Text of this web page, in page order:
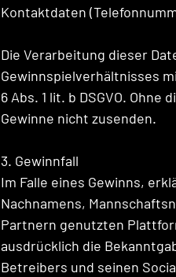
Kontaktdaten
Die Verarbeitung dieser
Gewinnspielverhältnisses
6 Abs. 1 lit. b DSGVO.
Gewinne nicht zusenden.
3. Gewinnfall
Im Falle eines Gewinns,
Nachnamens,
Partnern genutzten
ausdrücklich die
Betreibers und seinen